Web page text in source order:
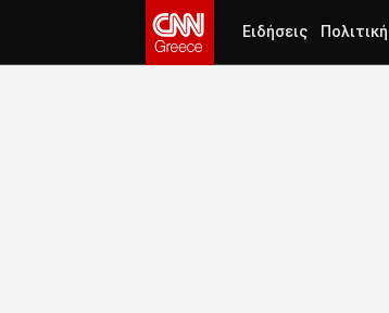
Ειδήσεις Πολιτική